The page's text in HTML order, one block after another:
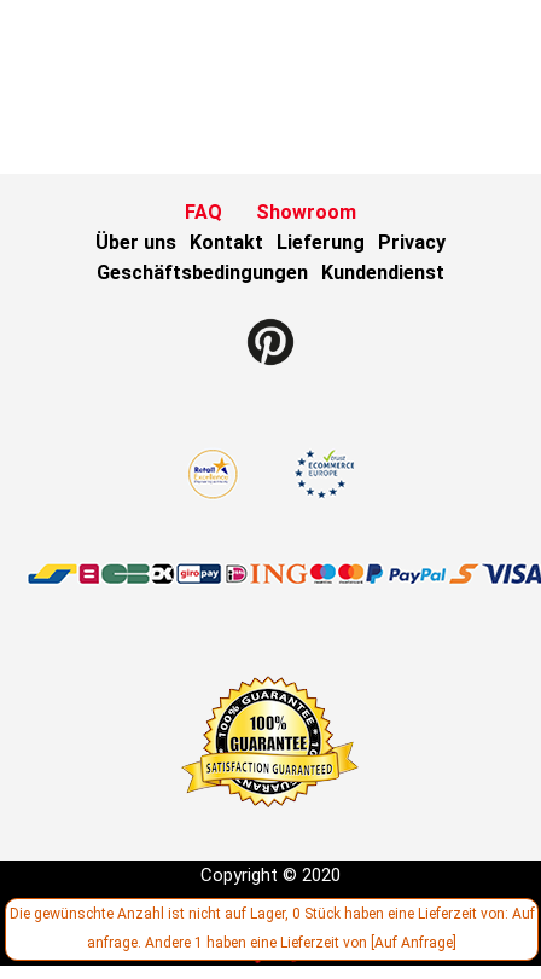
Die gewünschte Anzahl ist nicht auf Lager, 0 Stück haben eine Lieferzeit von: Auf
anfrage. Andere 1 haben eine Lieferzeit von [Auf Anfrage]
FAQ
Showroom
Über uns
Kontakt Lieferung
Privacy
Geschäftsbedingungen
Kundendienst
Copyright © 2020
Entwicklung: